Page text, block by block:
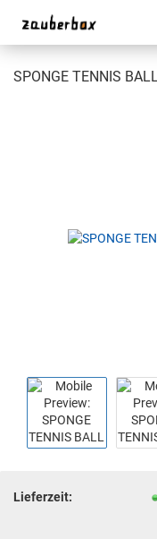
SPONGE TENNIS
Lieferzeit: